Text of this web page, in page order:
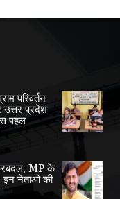
परिवर्तन
प्रदेश
पहल
MP के
इन नेताओं की